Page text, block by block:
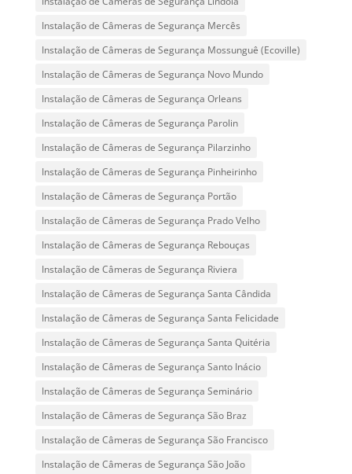
Instalação de Câmeras de Segurança Mercês
Instalação de Câmeras de Segurança Mossunguê (Ecoville)
Instalação de Câmeras de Segurança Novo Mundo
Instalação de Câmeras de Segurança Orleans
Instalação de Câmeras de Segurança Parolin
Instalação de Câmeras de Segurança Pilarzinho
Instalação de Câmeras de Segurança Pinheirinho
Instalação de Câmeras de Segurança Portão
Instalação de Câmeras de Segurança Prado Velho
Instalação de Câmeras de Segurança Rebouças
Instalação de Câmeras de Segurança Riviera
Instalação de Câmeras de Segurança Santa Cândida
Instalação de Câmeras de Segurança Santa Felicidade
Instalação de Câmeras de Segurança Santa Quitéria
Instalação de Câmeras de Segurança Santo Inácio
Instalação de Câmeras de Segurança Seminário
Instalação de Câmeras de Segurança São Braz
Instalação de Câmeras de Segurança São Francisco
Instalação de Câmeras de Segurança São João